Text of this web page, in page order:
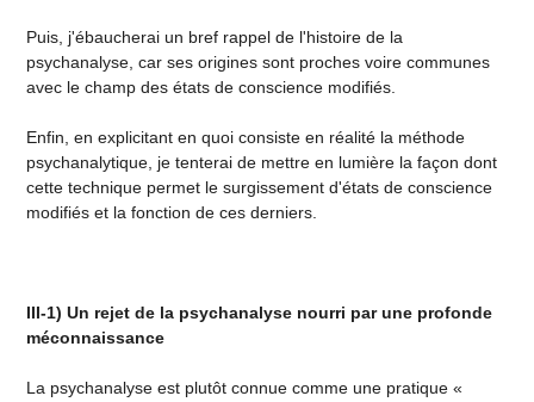
Puis, j'ébaucherai un bref rappel de l'histoire de la
psychanalyse, car ses origines sont proches voire communes
avec le champ des états de conscience modifiés.
Enfin, en explicitant en quoi consiste en réalité la méthode
psychanalytique, je tenterai de mettre en lumière la façon dont
cette technique permet le surgissement d'états de conscience
modifiés et la fonction de ces derniers.
III-1) Un rejet de la psychanalyse nourri par une profonde
méconnaissance
La psychanalyse est plutôt connue comme une pratique «